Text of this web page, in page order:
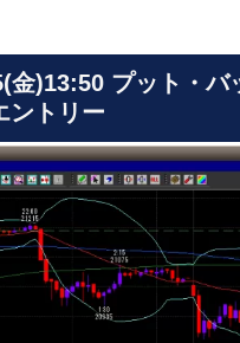
金)13:50 プット・バ
ントリー